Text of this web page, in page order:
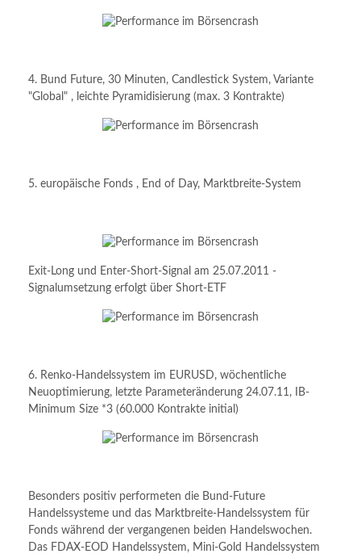
4. Bund Future, 30 Minuten, Candlestick System, Variante
"Global" , leichte Pyramidisierung (max. 3 Kontrakte)
5. europäische Fonds , End of Day, Marktbreite-System
Exit-Long und Enter-Short-Signal am 25.07.2011 -
Signalumsetzung erfolgt über Short-ETF
6. Renko-Handelssystem im EURUSD, wöchentliche
Neuoptimierung, letzte Parameteränderung 24.07.11, IB-
Minimum Size *3 (60.000 Kontrakte initial)
Besonders positiv performeten die Bund-Future
Handelssysteme und das Marktbreite-Handelssystem für
Fonds während der vergangenen beiden Handelswochen.
Das FDAX-EOD Handelssystem, Mini-Gold Handelssystem